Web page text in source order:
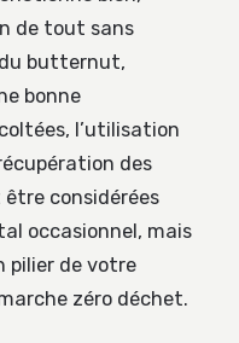
de tout sans
butternut,
bonne
l’utilisation
des
considérées
occasionnel, mais
pilier de votre
zéro déchet.